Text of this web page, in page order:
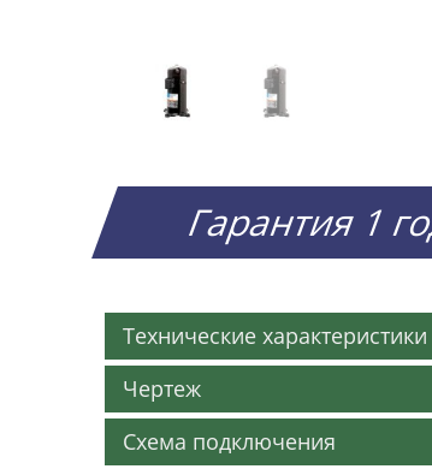
Гарантия 1
Технические характеристики
Чертеж
Схема подключения